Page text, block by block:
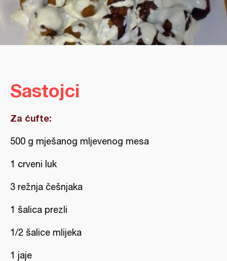
Sastojci
Za ćufte:
500 g mješanog mljevenog mesa
1 crveni luk
3 režnja češnjaka
1 šalica prezli
1/2 šalice mlijeka
1 jaje